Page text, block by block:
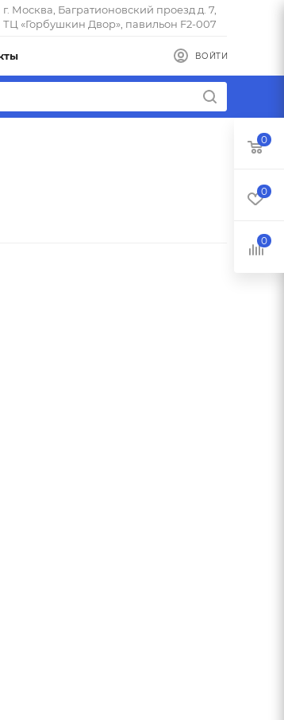
г. Москва, Багратионовский проезд д. 7,
ТЦ «Горбушкин Двор», павильон F2-007
ВОЙТИ
0
0
0